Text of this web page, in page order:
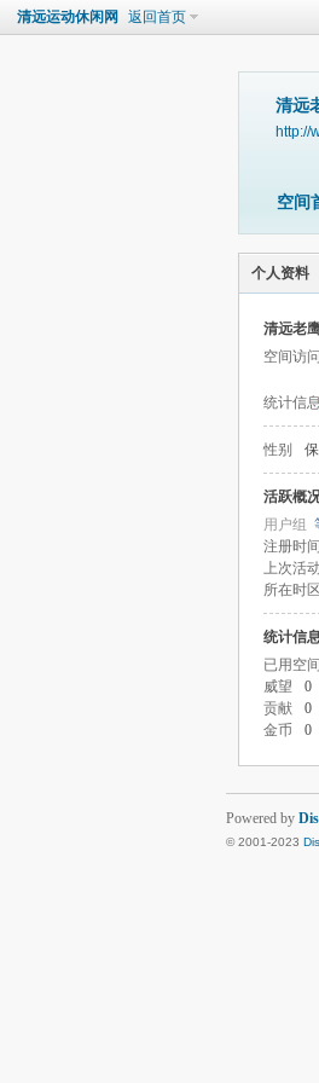
清远运动休闲网 返回首页
清远
http://
空间
个人资料
清远老
空间访
统计信息
性别
活跃概
用户组
注册时间
上次活
所在时区
统计信
已用空间
威望
0
贡献
0
金币
0
Powered by
© 2001-2023